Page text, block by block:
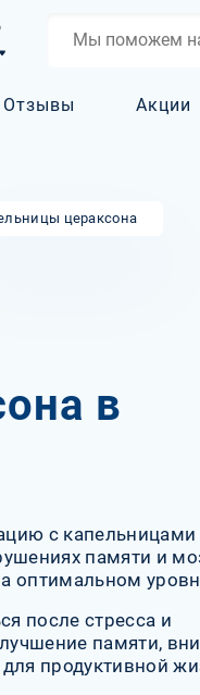
Отзывы Акции
цераксона
в
с капельницами
памяти и
оптимальном
после стресса и
памяти,
продуктивной